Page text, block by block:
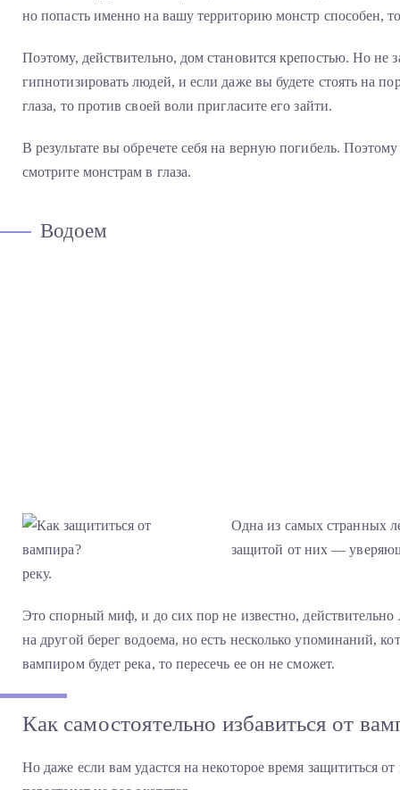
но попасть именно на вашу территорию монстр способен,
Поэтому, действительно, дом становится крепостью. Но не
гипнотизировать людей, и если даже вы будете стоять на
глаза, то против своей воли пригласите его зайти.
В результате вы обречете себя на верную погибель.
смотрите монстрам в глаза.
Водоем
Одна из самых странных
защитой от них —
реку.
Это спорный миф, и до сих пор не известно, действительно
на другой берег водоема, но есть несколько упоминаний,
вампиром будет река, то пересечь ее он не сможет.
Как самостоятельно избавиться от
Но даже если вам удастся на некоторое время защититься